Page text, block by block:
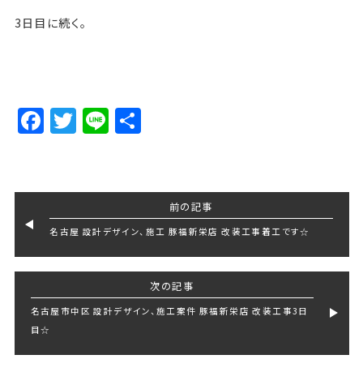
3日目に続く。
Facebook
Twitter
LineShare
前の記事
名古屋 設計デザイン、施工 豚福新栄店 改装工事着工です☆
次の記事
名古屋市中区 設計デザイン、施工案件 豚福新栄店 改装工事3日
目☆